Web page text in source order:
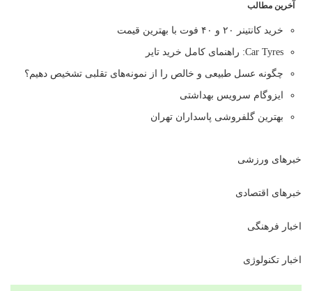
آخرین مطالب
خرید کانتینر ۲۰ و ۴۰ فوت با بهترین قیمت
Car Tyres: راهنمای کامل خرید تایر
چگونه عسل طبیعی و خالص را از نمونه‌های تقلبی تشخیص دهیم؟
ایزوگام سرویس بهداشتی
بهترین گلفروشی پاسداران تهران
خبرهای ورزشی
خبرهای اقتصادی
اخبار فرهنگی
اخبار تکنولوژی